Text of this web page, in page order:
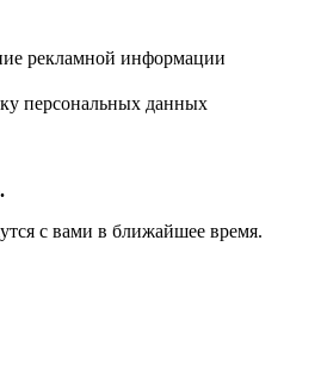
рекламной информации
персональных данных
с вами в ближайшее время.